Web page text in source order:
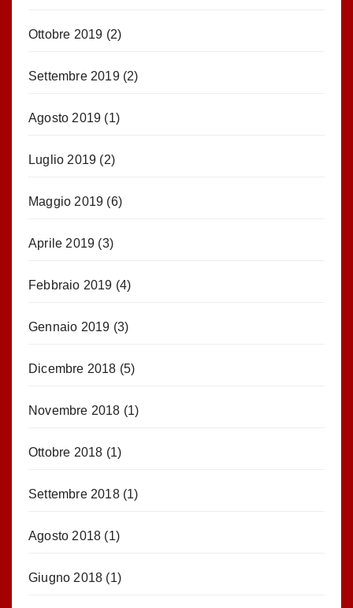
Ottobre 2019 (2)
Settembre 2019(2)
Agosto 2019 (1)
Luglio 2019 (2)
Maggio 2019 (6)
Aprile 2019 (3)
Febbraio 2019 (4)
Gennaio 2019 (3)
Dicembre 2018 (5)
Novembre 2018 (1)
Ottobre 2018 (1)
Settembre 2018(1)
Agosto 2018 (1)
Giugno 2018 (1)